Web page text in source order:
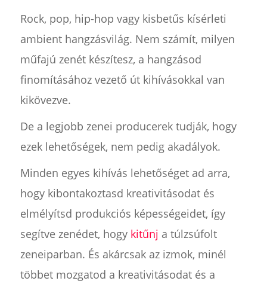
Rock, pop, hip-hop vagy kisbetűs kísérleti
ambient hangzásvilág. Nem számít, milyen
műfajú zenét készítesz, a hangzásod
finomításához vezető út kihívásokkal van
kikövezve.
De a legjobb zenei producerek tudják, hogy
ezek lehetőségek, nem pedig akadályok.
Minden egyes kihívás lehetőséget ad arra,
hogy kibontakoztasd kreativitásodat és
elmélyítsd produkciós képességeidet, így
segítve zenédet, hogy kitűnj a túlzsúfolt
zeneiparban. És akárcsak az izmok, minél
többet mozgatod a kreativitásodat és a